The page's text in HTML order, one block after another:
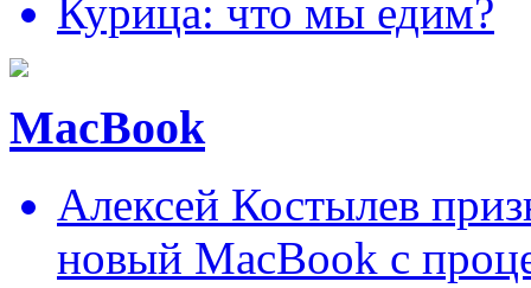
Курица: что мы едим?
MacBook
Алексей Костылев
новый MacBook c